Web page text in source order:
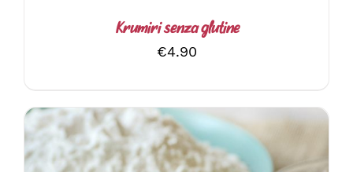
Krumiri senza glutine
€4.90